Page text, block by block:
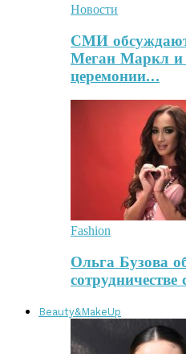
Новости
СМИ обсуждают
Меган Маркл и
церемонии…
Fashion
Ольга Бузова
Beauty&MakeUp